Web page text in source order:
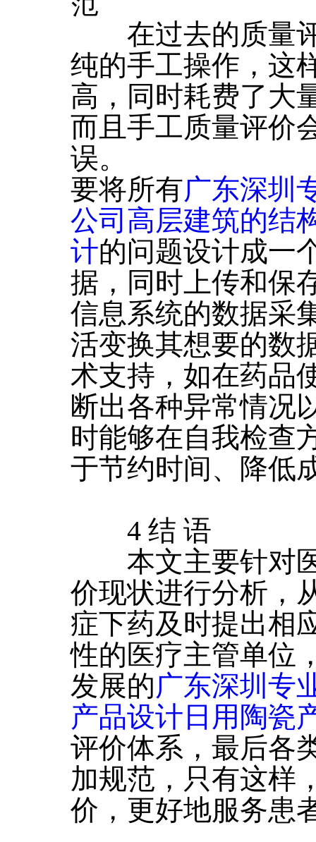
在过去的质量评
纯的手工操作，这
高，同时耗费了大
而且手工质量评价
误。
要将所有广东深圳
公司高层建筑的结
计的问题设计成一
据，同时上传和保
信息系统的数据采
活变换其想要的数
术支持，如在药品
断出各种异常情况
时能够在自我检查
于节约时间、降低
4 结 语
本文主要针对医
价现状进行分析，
症下药及时提出相
性的医疗主管单位
发展的广东深圳专
产品设计日用陶瓷
评价体系，最后各
加规范，只有这样
价，更好地服务患